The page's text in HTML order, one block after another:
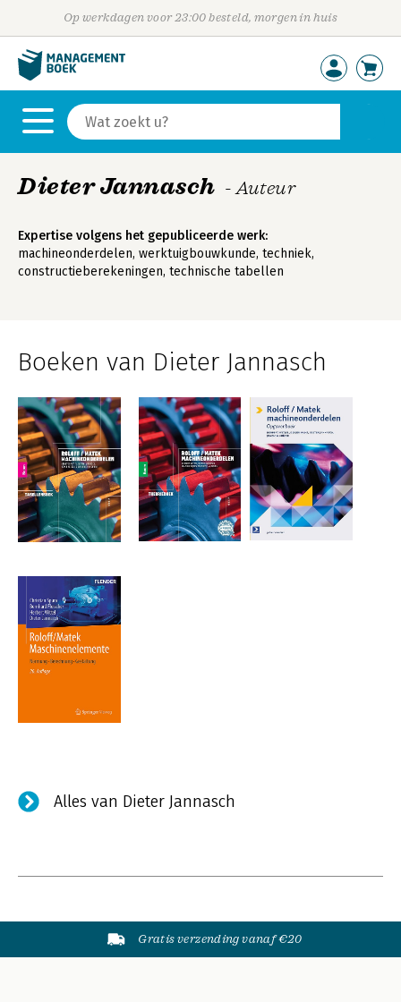
Op werkdagen voor 23:00 besteld, morgen in huis
Dieter Jannasch - Auteur
Expertise volgens het gepubliceerde werk:
machineonderdelen, werktuigbouwkunde, techniek,
constructieberekeningen, technische tabellen
Boeken van Dieter Jannasch
Alles van Dieter Jannasch
Gratis verzending vanaf €20